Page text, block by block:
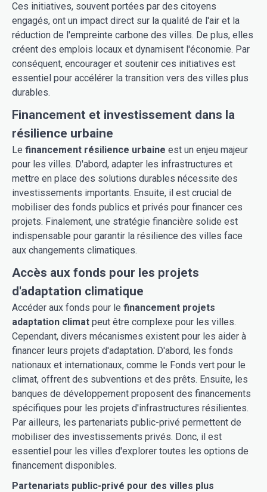
Ces initiatives, souvent portées par des citoyens
engagés, ont un impact direct sur la qualité de l'air et la
réduction de l'empreinte carbone des villes. De plus, elles
créent des emplois locaux et dynamisent l'économie. Par
conséquent, encourager et soutenir ces initiatives est
essentiel pour accélérer la transition vers des villes plus
durables.
Financement et investissement dans la
résilience urbaine
Le financement résilience urbaine est un enjeu majeur
pour les villes. D'abord, adapter les infrastructures et
mettre en place des solutions durables nécessite des
investissements importants. Ensuite, il est crucial de
mobiliser des fonds publics et privés pour financer ces
projets. Finalement, une stratégie financière solide est
indispensable pour garantir la résilience des villes face
aux changements climatiques.
Accès aux fonds pour les projets
d'adaptation climatique
Accéder aux fonds pour le financement projets
adaptation climat peut être complexe pour les villes.
Cependant, divers mécanismes existent pour les aider à
financer leurs projets d'adaptation. D'abord, les fonds
nationaux et internationaux, comme le Fonds vert pour le
climat, offrent des subventions et des prêts. Ensuite, les
banques de développement proposent des financements
spécifiques pour les projets d'infrastructures résilientes.
Par ailleurs, les partenariats public-privé permettent de
mobiliser des investissements privés. Donc, il est
essentiel pour les villes d'explorer toutes les options de
financement disponibles.
Partenariats public-privé pour des villes plus